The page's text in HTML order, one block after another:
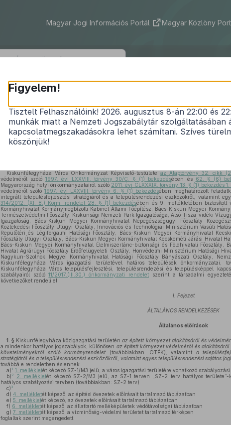
Magyar Jogi Információs Portál Magyar Közlöny
Kiskunfélegyháza Város
Kiskunfélegyháza Város Helyi
Kiskunfélegyháza Város Önkormányzat Képviselő-testülete az Alaptörvény 32. cikk
védelméről szóló 1997. évi LXXVIII. törvény 30/C. § (1) bekezdésében és 62. § (6)
Magyarország helyi önkormányzatairól szóló 2011. évi CLXXXIX. törvény 13. § (1) bekezdés 1.
védelméről szóló1997. évi LXXVIII. törvény 6. § (1) bekezdésében meghatározott
integrált településfejlesztési stratégiáról és a településrendezési eszközökről, valamint
314/2012. (XI. 8.) Korm. rendelet 28. § (1) bekezdésében és 9. mellékletében biztosított
Kormányhivatal Kormánymegbízotti Kabinet Állami Főépítész, Bács-Kiskun Megyei
Természetvédelmi Főosztály, Kiskunsági Nemzeti Park Igazgatósága, Alsó-Tisza-vidéki
Igazgatóság, Bács-Kiskun Megyei Kormányhivatal Népegészségügyi Főosztály
Közlekedési Főosztály Útügyi Osztály, Innovációs és Technológiai Minisztérium Vasúti
Repülőtéri és Légiforgalmi Hatósági Főosztály, Bács-Kiskun Megyei Kormányhivatal
Főosztály Útügyi Osztály, Bács-Kiskun Megyei Kormányhivatal Kecskeméti Járási Hivatal
Bács-Kiskun Megyei Kormányhivatal Élelmiszerlánc-biztonsági és Földhivatali Főosztály,
Hivatal Agrárügyi Főosztály Erdőfelügyeleti Osztály, Honvédelmi Minisztérium Hatósági
Nagykun-Szolnok Megyei Kormányhivatal Hatósági Főosztály Bányászati Osztály,
Kiskunfélegyháza Város igazgatási területével határos települések önkormányzatai,
Kiskunfélegyháza Város településfejlesztési, településrendezési és településképpel
szabályairól szóló11/2017.(III.30.) önkormányzati rendelet szerint a társadalmi
következőket rendeli el:
I. Fejezet
ÁLTALÁNOS RENDELKEZÉSEK
Általános előírások
1. § Kiskunfélegyháza közigazgatási területén az épített környezet alakításáról és
a mindenkor hatályos jogszabályok, különösen az épített környezet védelméről és
követelményekről szóló kormányrendelet(továbbiakban: OTÉK), valamint a
stratégiáról és a településrendezési eszközökről, valamint egyes településrendezési sajátos
továbbá e rendeletben és ennek
a) 1 1. mellékletét képező SZ-1/M3 jelű, a város igazgatási területére vonatkozó
b) 2 2. mellékletét képező SZ-2/M3 jelű, az SZ-1 terven „SZ-2 terv hatályos területe”-
hatályos szabályozási tervben (továbbiakban: SZ-2 terv)
c) 3
d) 4. mellékletét képező, az építési övezetek előírásait tartalmazó táblázatban
e) 5. mellékletét képező, az övezetek előírásait tartalmazó táblázatban
f) 6. mellékletét képező, az állattartó melléképületek védőtávolságai táblázatban
g) 7. mellékletét képező, a vízminőség-védelmi területet tartalmazó térképen
foglaltak szerint megengedett.
Figyelem!
Tisztelt Felhasználóink! 2026. augusztus 8-án 22:00 és
munkák miatt a Nemzeti Jogszabálytár szolgáltatásában
kapcsolatmegszakadásokra lehet számítani. Szíves
köszönjük!